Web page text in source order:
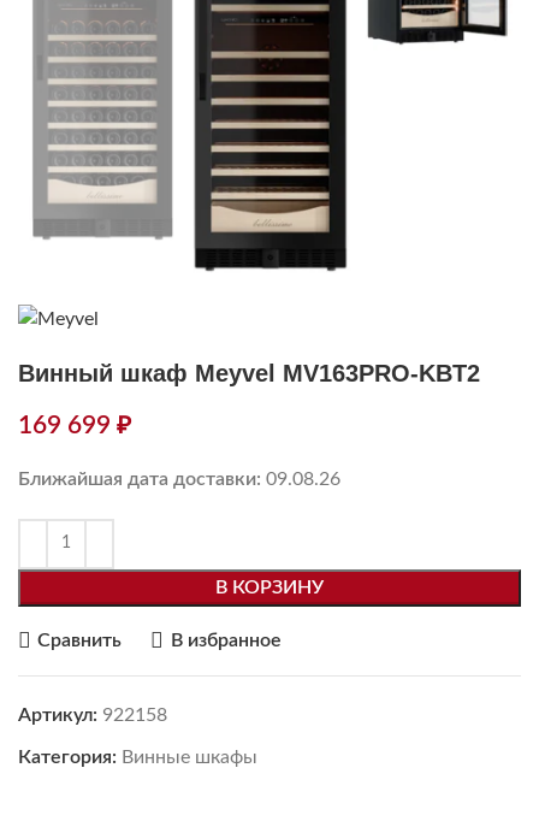
Винный шкаф Meyvel MV163PRO-KBT2
169 699 ₽
Ближайшая дата доставки: 09.08.26
В КОРЗИНУ
Сравнить В избранное
Артикул: 922158
Категория: Винные шкафы